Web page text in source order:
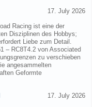
17. July 2026
Racing ist eine der
Disziplinen des Hobbys;
Liebe zum Detail.
– RC8T4.2 von Associated
zu verschieben
angesammelten
Geformte
17. July 2026